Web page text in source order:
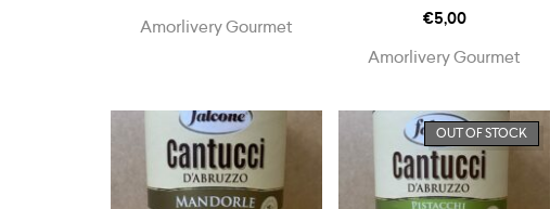
Amorlivery Gourmet
€5,00
Amorlivery Gourmet
OUT OF STOCK